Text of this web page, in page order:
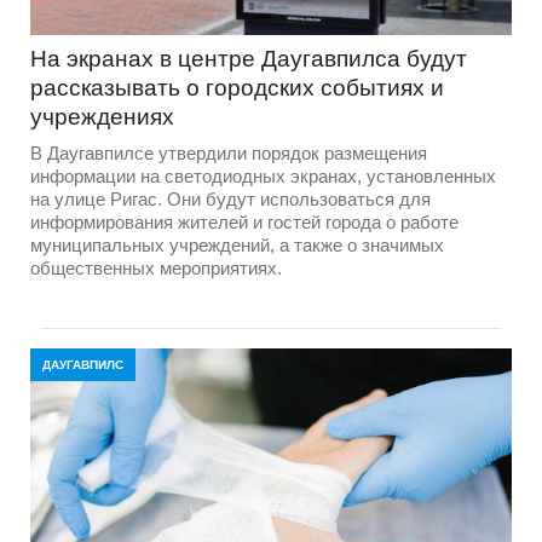
На экранах в центре Даугавпилса будут
рассказывать о городских событиях и
учреждениях
В Даугавпилсе утвердили порядок размещения
информации на светодиодных экранах, установленных
на улице Ригас. Они будут использоваться для
информирования жителей и гостей города о работе
муниципальных учреждений, а также о значимых
общественных мероприятиях.
ДАУГАВПИЛС